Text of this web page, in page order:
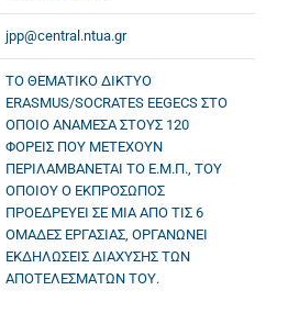
jpp@central.ntua.gr
ΤΟ ΘΕΜΑΤΙΚΟ ΔΙΚΤΥΟ
ERASMUS/SOCRATES EEGECS ΣΤΟ
ΟΠΟΙΟ ΑΝΑΜΕΣΑ ΣΤΟΥΣ 120
ΦΟΡΕΙΣ ΠΟΥ ΜΕΤΕΧΟΥΝ
ΠΕΡΙΛΑΜΒΑΝΕΤΑΙ ΤΟ Ε.Μ.Π., ΤΟΥ
ΟΠΟΙΟΥ Ο ΕΚΠΡΟΣΩΠΟΣ
ΠΡΟΕΔΡΕΥΕΙ ΣΕ ΜΙΑ ΑΠΟ ΤΙΣ 6
ΟΜΑΔΕΣ ΕΡΓΑΣΙΑΣ, ΟΡΓΑΝΩΝΕΙ
ΕΚΔΗΛΩΣΕΙΣ ΔΙΑΧΥΣΗΣ ΤΩΝ
ΑΠΟΤΕΛΕΣΜΑΤΩΝ ΤΟΥ.